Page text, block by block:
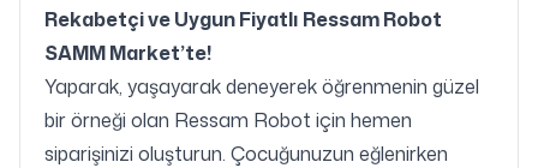
Rekabetçi ve Uygun Fiyatlı Ressam Robot
SAMM Market’te!
Yaparak, yaşayarak deneyerek öğrenmenin güzel
bir örneği olan Ressam Robot için hemen
siparişinizi oluşturun. Çocuğunuzun eğlenirken